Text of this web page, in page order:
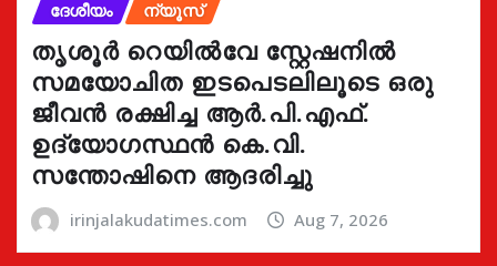
ദേശീയം
ന്യൂസ്
തൃശൂർ റെയിൽവേ സ്റ്റേഷനിൽ
സമയോചിത ഇടപെടലിലൂടെ ഒരു
ജീവൻ രക്ഷിച്ച ആർ.പി.എഫ്.
ഉദ്യോഗസ്ഥൻ കെ.വി.
സന്തോഷിനെ ആദരിച്ചു
irinjalakudatimes.com Aug 7, 2026